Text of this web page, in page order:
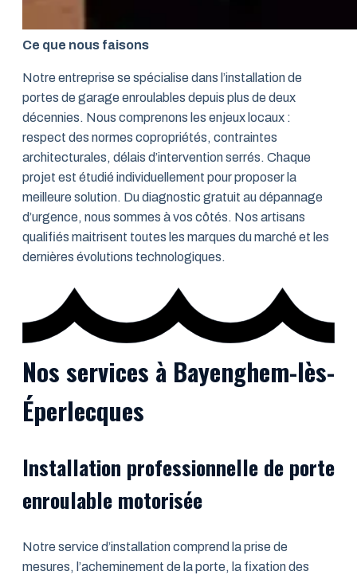
Ce que nous faisons
Notre entreprise se spécialise dans l’installation de
portes de garage enroulables depuis plus de deux
décennies. Nous comprenons les enjeux locaux :
respect des normes copropriétés, contraintes
architecturales, délais d’intervention serrés. Chaque
projet est étudié individuellement pour proposer la
meilleure solution. Du diagnostic gratuit au dépannage
d’urgence, nous sommes à vos côtés. Nos artisans
qualifiés maitrisent toutes les marques du marché et les
dernières évolutions technologiques.
Nos services à Bayenghem-lès-
Éperlecques
Installation professionnelle de porte
enroulable motorisée
Notre service d’installation comprend la prise de
mesures, l’acheminement de la porte, la fixation des